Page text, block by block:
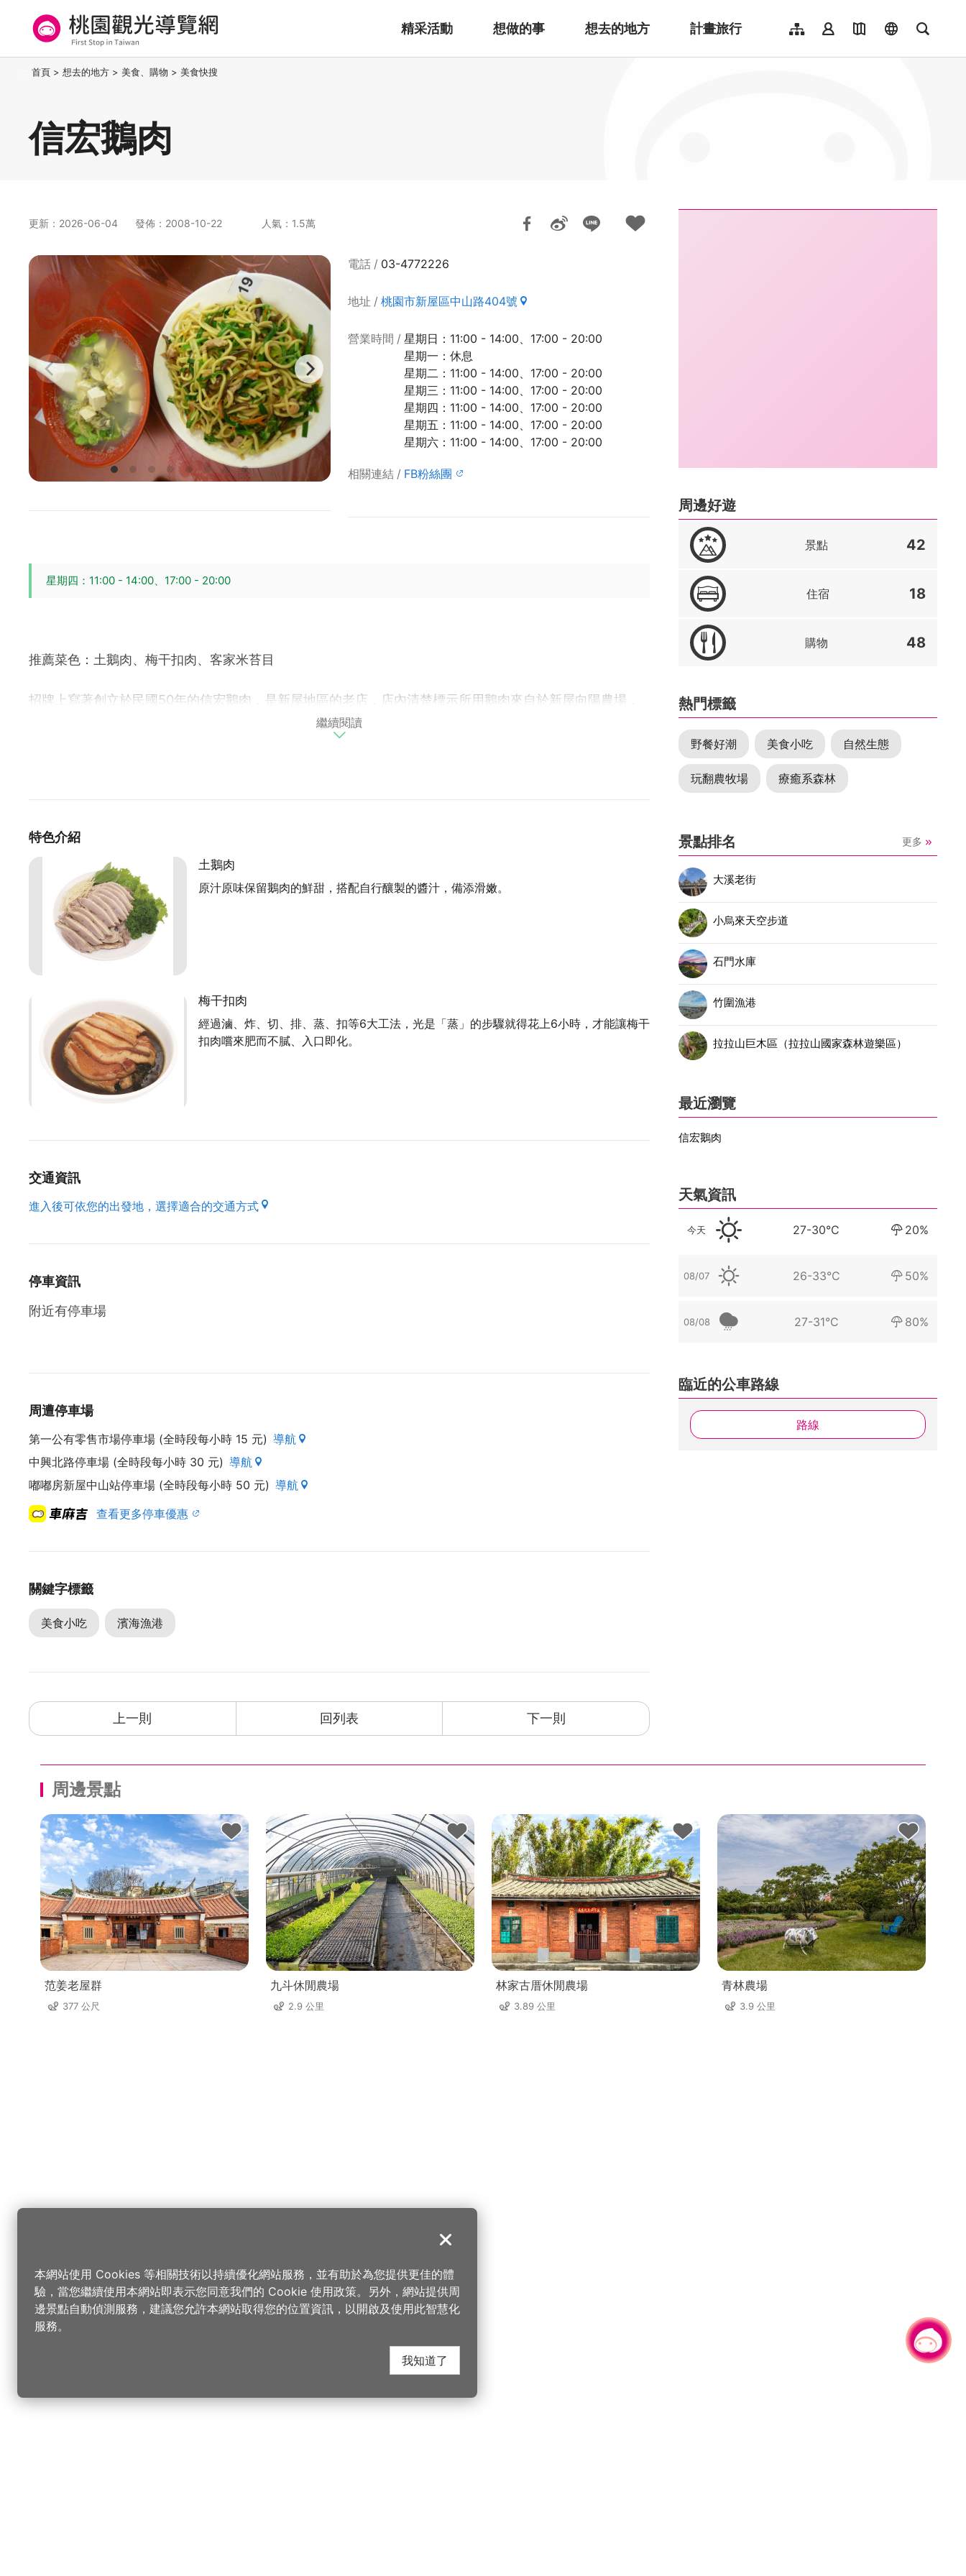
要
桃園觀光導覽網
精采活動 想做的事 想去的地方 計畫旅行
網站導覽會員登入地圖導覽language全文檢
首頁 > 想去的地方 > 美食、購物 > 美食快搜
信宏鵝肉
更新：2026-06-04 發佈：2008-10-22 人氣：1.5萬
電話 03-4772226
地址 桃園市新屋區中山路404號
營業時間
星期日：11:00 - 14:00、17:00 - 20:00
星期一：休息
星期二：11:00 - 14:00、17:00 - 20:00
星期三：11:00 - 14:00、17:00 - 20:00
星期四：11:00 - 14:00、17:00 - 20:00
星期五：11:00 - 14:00、17:00 - 20:00
星期六：11:00 - 14:00、17:00 - 20:00
相關連結 FB粉絲團
星期四：11:00 - 14:00、17:00 - 20:00
推薦菜色：土鵝肉、梅干扣肉、客家米苔目
招牌上寫著創立於民國50年的信宏鵝肉，是新屋地區的老店，店內清楚標示所用鵝肉來自於新屋向陽農場，
用心、負責的態度不言而喻。目前當家的邱老闆是第二代經營，承襲父母親一脈相傳的手藝和菜色，將客家料
在外場服務數十年的老闆娘說，她最大的希望就是每一位來店裡的客人都能吃到道地的客家菜，在吃飽喝足
後，臉上掛著幸福滿足的笑容。有時聽到顧客反應下次還要帶朋友一起來吃的心聲後，除了窩心，更添一分動
力。如今，第三代開始陸續接手經營，在代代傳承之下，走過半世紀的信宏鵝肉，三代齊心預約下一個50
年、100年…
資料來源來自：桃園市政府客家事務局出版之好客之都Ⅲ
繼續閱讀
特色介紹
土鵝肉
原汁原味保留鵝肉的鮮甜，搭配自行釀製的醬汁，備添滑嫩。
梅干扣肉
經過滷、炸、切、排、蒸、扣等6大工法，光是「蒸」的步驟就得花上6小時，才能讓梅干
扣肉嚐來肥而不膩、入口即化。
交通資訊
進入後可依您的出發地，選擇適合的交通方式
停車資訊
附近有停車場
周遭停車場
第一公有零售市場停車場 (全時段每小時 15 元) 導航
中興北路停車場 (全時段每小時 30 元) 導航
嘟嘟房新屋中山站停車場 (全時段每小時 50 元) 導航
查看更多停車優惠
關鍵字標籤
美食小吃 濱海漁港
上一則 回列表 下一則
:::
周邊好遊
景點 42
住宿 18
購物 48
熱門標籤
野餐好潮 美食小吃 自然生態
玩翻農牧場 療癒系森林
景點排名 更多
大溪老街
小烏來天空步道
石門水庫
竹圍漁港
拉拉山巨木區（拉拉山國家森林遊樂區）
最近瀏覽
信宏鵝肉
天氣資訊
今天 27-30°C 20%
08/07 26-33°C 50%
08/08 27-31°C 80%
臨近的公車路線
路線
周邊景點
范姜老屋群
377 公尺
九斗休閒農場
2.9 公里
林家古厝休閒農場
3.89 公里
青林農場
3.9 公里
關閉
本網站使用 Cookies 等相關技術以持續優化網站服務，並有助於為您提供更佳的體
驗，當您繼續使用本網站即表示您同意我們的 Cookie 使用政策。另外，網站提供周
邊景點自動偵測服務，建議您允許本網站取得您的位置資訊，以開啟及使用此智慧化
服務。
我知道了